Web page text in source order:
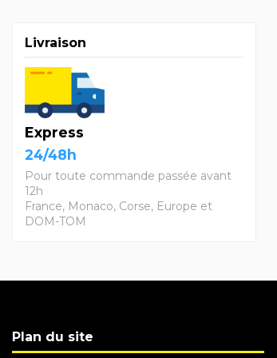
Livraison
Express
24/48h
Pour toute commande passée avant
12h
France, Monaco, Corse, Europe et
DOM-TOM
Plan du site